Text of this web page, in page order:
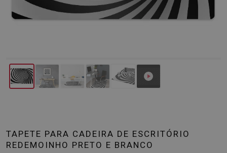
TAPETE PARA CADEIRA DE ESCRITÓRIO
REDEMOINHO PRETO E BRANCO